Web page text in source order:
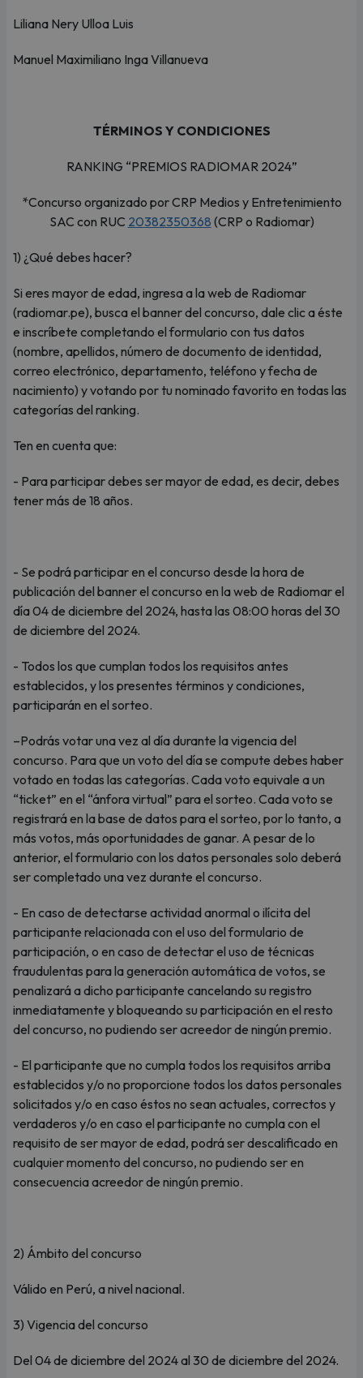
Liliana Nery Ulloa Luis
Manuel Maximiliano Inga Villanueva
TÉRMINOS Y CONDICIONES
RANKING “PREMIOS RADIOMAR 2024”
*Concurso organizado por CRP Medios y Entretenimiento
SAC con RUC 20382350368 (CRP o Radiomar)
1) ¿Qué debes hacer?
Si eres mayor de edad, ingresa a la web de Radiomar
(radiomar.pe), busca el banner del concurso, dale clic a éste
e inscríbete completando el formulario con tus datos
(nombre, apellidos, número de documento de identidad,
correo electrónico, departamento, teléfono y fecha de
nacimiento) y votando por tu nominado favorito en todas las
categorías del ranking.
Ten en cuenta que:
- Para participar debes ser mayor de edad, es decir, debes
tener más de 18 años.
- Se podrá participar en el concurso desde la hora de
publicación del banner el concurso en la web de Radiomar el
día 04 de diciembre del 2024, hasta las 08:00 horas del 30
de diciembre del 2024.
- Todos los que cumplan todos los requisitos antes
establecidos, y los presentes términos y condiciones,
participarán en el sorteo.
–Podrás votar una vez al día durante la vigencia del
concurso. Para que un voto del día se compute debes haber
votado en todas las categorías. Cada voto equivale a un
“ticket” en el “ánfora virtual” para el sorteo. Cada voto se
registrará en la base de datos para el sorteo, por lo tanto, a
más votos, más oportunidades de ganar. A pesar de lo
anterior, el formulario con los datos personales solo deberá
ser completado una vez durante el concurso.
- En caso de detectarse actividad anormal o ilícita del
participante relacionada con el uso del formulario de
participación, o en caso de detectar el uso de técnicas
fraudulentas para la generación automática de votos, se
penalizará a dicho participante cancelando su registro
inmediatamente y bloqueando su participación en el resto
del concurso, no pudiendo ser acreedor de ningún premio.
- El participante que no cumpla todos los requisitos arriba
establecidos y/o no proporcione todos los datos personales
solicitados y/o en caso éstos no sean actuales, correctos y
verdaderos y/o en caso el participante no cumpla con el
requisito de ser mayor de edad, podrá ser descalificado en
cualquier momento del concurso, no pudiendo ser en
consecuencia acreedor de ningún premio.
2) Ámbito del concurso
Válido en Perú, a nivel nacional.
3) Vigencia del concurso
Del 04 de diciembre del 2024 al 30 de diciembre del 2024.